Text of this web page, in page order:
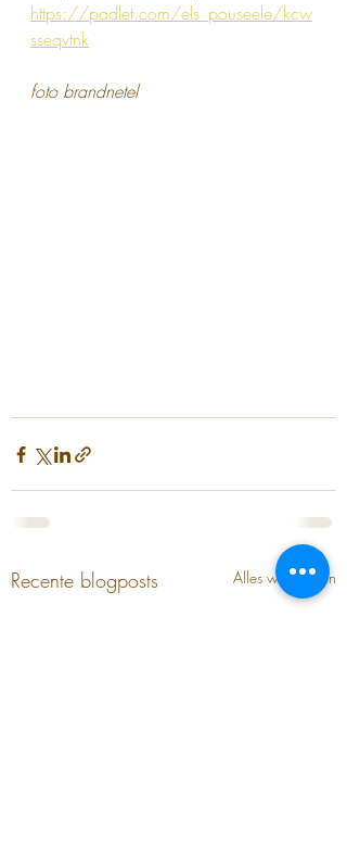
https://padlet.com/els_pouseele/kcw
sseqvtnk
foto brandnetel
Recente blogposts Alles weergeven